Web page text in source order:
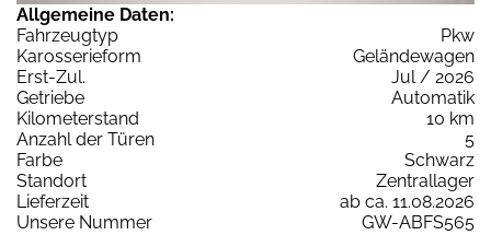
Allgemeine Daten:
Fahrzeugtyp
Pkw
Karosserieform
Geländewagen
Erst-Zul.
Jul / 2026
Getriebe
Automatik
Kilometerstand
10 km
Anzahl der Türen
5
Farbe
Schwarz
Standort
Zentrallager
Lieferzeit
ab ca. 11.08.2026
Unsere Nummer
GW-ABFS565